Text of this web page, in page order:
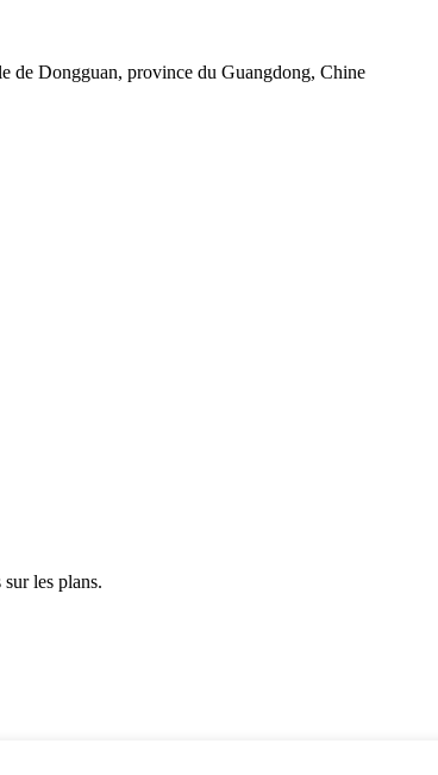
de Dongguan, province du Guangdong, Chine
les plans.